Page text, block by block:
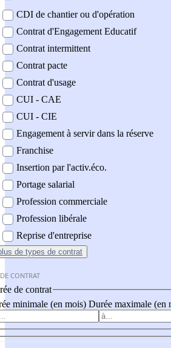
CDI de chantier ou d'opération
Contrat d'Engagement Educatif
Contrat intermittent
Contrat pacte
Contrat d'usage
CUI - CAE
CUI - CIE
Engagement à servir dans la réserve
Franchise
Insertion par l'activ.éco.
Portage salarial
Profession commerciale
Profession libérale
Reprise d'entreprise
de types de contrat
CONTRAT
de contrat
minimale (en mois) Durée maximale (en